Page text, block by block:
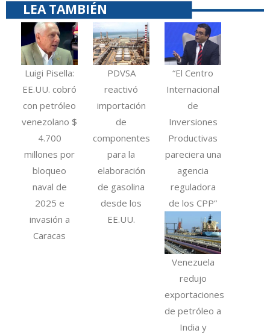
LEA TAMBIÉN
Luigi Pisella:
EE.UU. cobró
con petróleo
venezolano $
4.700
millones por
bloqueo
naval de
2025 e
invasión a
Caracas
PDVSA
reactivó
importación
de
componentes
para la
elaboración
de gasolina
desde los
EE.UU.
“El Centro
Internacional
de
Inversiones
Productivas
pareciera una
agencia
reguladora
de los CPP”
Venezuela
redujo
exportaciones
de petróleo a
India y